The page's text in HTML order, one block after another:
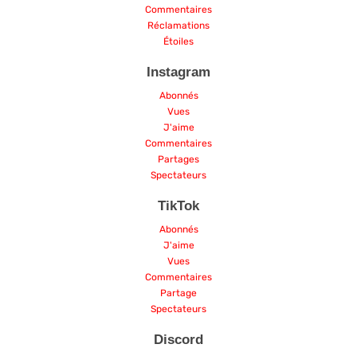
Commentaires
Réclamations
Étoiles
Instagram
Abonnés
Vues
J'aime
Commentaires
Partages
Spectateurs
TikTok
Abonnés
J'aime
Vues
Commentaires
Partage
Spectateurs
Discord